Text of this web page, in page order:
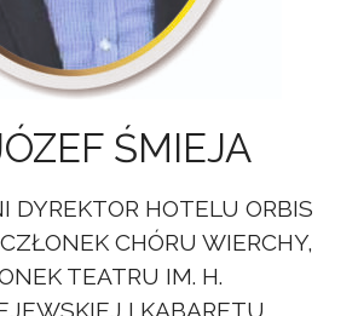
ŚMIEJA
DYREKTOR HOTELU ORBIS
CHÓRU WIERCHY,
TEATRU IM. H.
I KABARETU